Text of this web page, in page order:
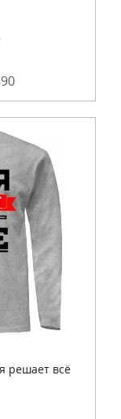
решает всё